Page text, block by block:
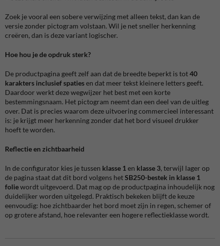
Zoek je vooral een sobere verwijzing met alleen tekst, dan kan de
versie zonder pictogram volstaan. Wil je net sneller herkenning
creëren, dan is deze variant logischer.
Hoe hou je de opdruk sterk?
De productpagina geeft zelf aan dat de breedte beperkt is tot40
karakters inclusief spatiesen dat meer tekst kleinere letters geeft.
Daardoor werkt deze wegwijzer het best met een korte
bestemmingsnaam. Het pictogram neemt dan een deel van de uitleg
over. Dat is precies waarom deze uitvoering commercieel interessant
is: je krijgt meer herkenning zonder dat het bord visueel drukker
hoeft te worden.
Reflectie en zichtbaarheid
In de configurator kies je tussen klasse 1en klasse 3, terwijl lager op
de pagina staat dat dit bord volgens hetSB250-bestek in klasse 1
foliewordt uitgevoerd. Dat mag op de productpagina inhoudelijk nog
duidelijker worden uitgelegd. Praktisch bekeken blijft de keuze
eenvoudig: hoe zichtbaarder het bord moet zijn in regen, schemer of
op grotere afstand, hoe relevanter een hogere reflectieklasse wordt.